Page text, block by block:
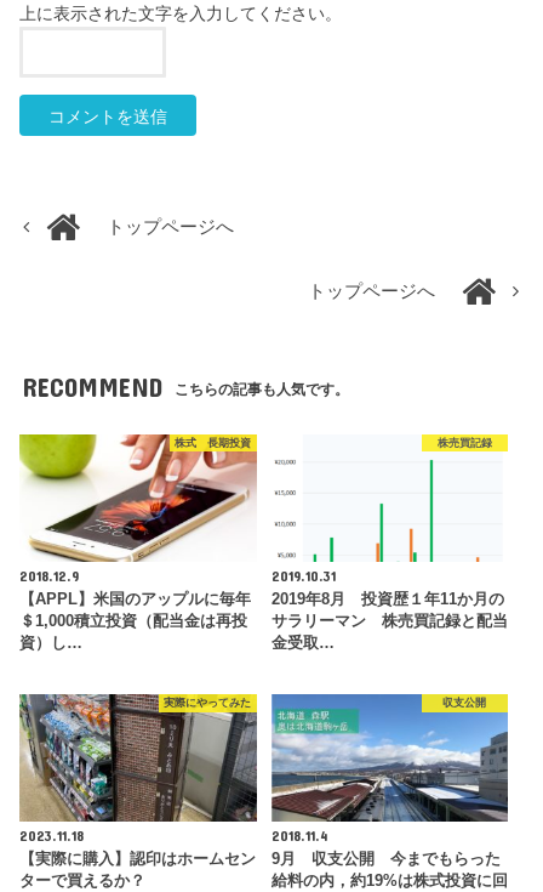
上に表示された文字を入力してください。
トップページへ
トップページへ
RECOMMEND こちらの記事も人気です。
株式 長期投資
2018.12.9
【APPL】米国のアップルに毎年
＄1,000積立投資（配当金は再投
資）し…
株売買記録
2019.10.31
2019年8月 投資歴１年11か月の
サラリーマン 株売買記録と配当
金受取…
実際にやってみた
2023.11.18
【実際に購入】認印はホームセン
ターで買えるか？
収支公開
2018.11.4
9月 収支公開 今までもらった
給料の内，約19%は株式投資に回